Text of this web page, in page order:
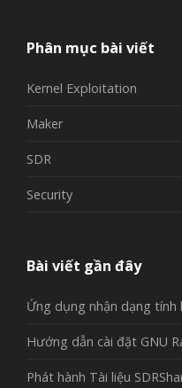
Phân mục bài viết
Kernel Exploitation
Maker
SDR
Security
Bài viết gần đây
Ứng dụng nhận dạng tính
Hướng dẫn cài đặt GNU
Phát hành Tài liệu